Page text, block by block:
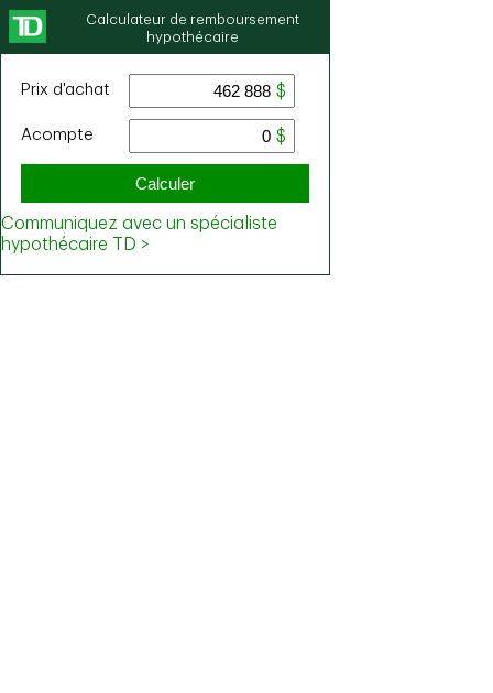
Calculateur de remboursement
hypothécaire
Prix ​​d'achat
Acompte
Calculer
Communiquez avec un spécialiste
hypothécaire TD >